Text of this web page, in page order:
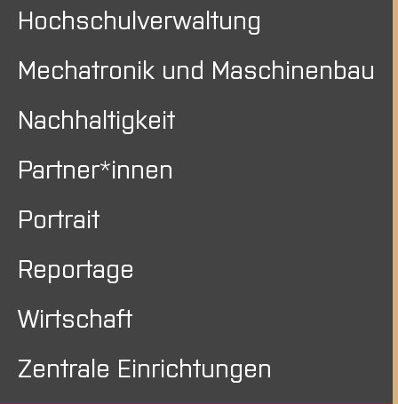
Hochschulverwaltung
Mechatronik und Maschinenbau
Nachhaltigkeit
Partner*innen
Portrait
Reportage
Wirtschaft
Zentrale Einrichtungen